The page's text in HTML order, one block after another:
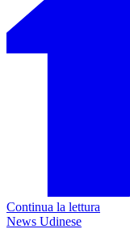
Continua la lettura
News Udinese